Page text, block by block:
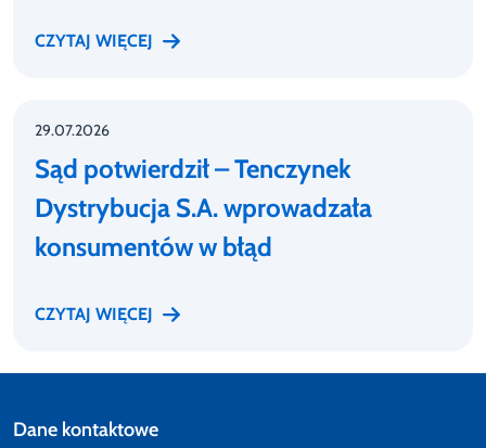
CZYTAJ WIĘCEJ
29.07.2026
Sąd potwierdził – Tenczynek
Dystrybucja S.A. wprowadzała
konsumentów w błąd
CZYTAJ WIĘCEJ
Dane kontaktowe